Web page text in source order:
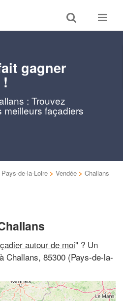
Toggle
search
Toggle
gagner
: Trouvez
meilleurs façadiers
Pays-de-la-Loire > Vendée > Challans
autour de moi" ? Un
Challans, 85300 (Pays-de-la-